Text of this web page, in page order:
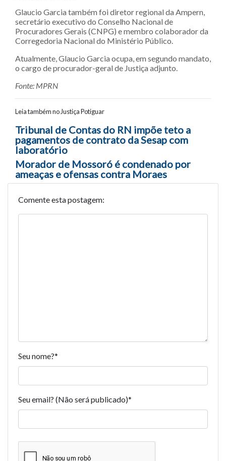
Glaucio Garcia também foi diretor regional da Ampern,
secretário executivo do Conselho Nacional de
Procuradores Gerais (CNPG) e membro colaborador da
Corregedoria Nacional do Ministério Público.
Atualmente, Glaucio Garcia ocupa, em segundo mandato,
o cargo de procurador-geral de Justiça adjunto.
Fonte: MPRN
Leia também no Justiça Potiguar
Navegação entre posts
Tribunal de Contas do RN impõe teto a
pagamentos de contrato da Sesap com
laboratório
Morador de Mossoró é condenado por
ameaças e ofensas contra Moraes
Comente esta postagem:
Seu nome?*
Seu email? (Não será publicado)*